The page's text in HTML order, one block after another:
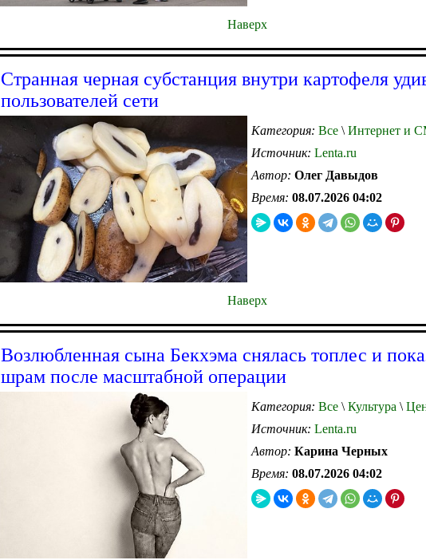
Наверх
Странная черная субстанция внутри картофеля
пользователей сети
Категория: Все \ Интернет и
Источник: Lenta.ru
Автор: Олег Давыдов
Время: 08.07.2026 04:02
Наверх
Возлюбленная сына Бекхэма снялась топлес и
шрам после масштабной операции
Категория: Все \ Культура \
Источник: Lenta.ru
Автор: Карина Черных
Время: 08.07.2026 04:02